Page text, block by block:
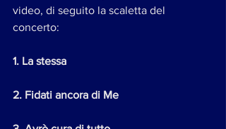
video, di seguito la scaletta del
concerto:
1. La stessa
2. Fidati ancora di Me